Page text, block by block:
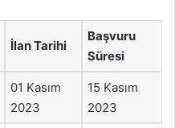
İlan Tarihi
Başvuru
Süresi
01 Kasım
2023
15 Kasım
2023